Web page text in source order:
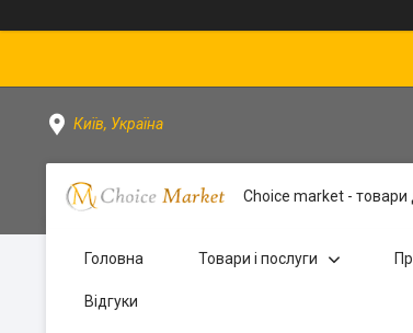
Київ, Україна
Choice market - товари
Головна Товари і послуги
Відгуки